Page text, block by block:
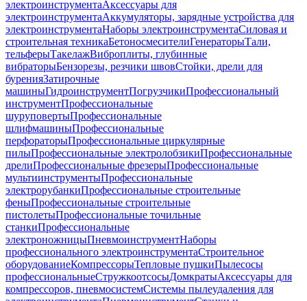
электроинструментаАксессуары для
электроинструментаАккумуляторы, зарядные устройства для
электроинструментаНаборы электроинструментаСиловая и
строительная техникаБетоносмесителиГенераторыТали,
тельферыТакелажВиброплиты, глубинные
вибраторыБензорезы, резчики швовСтойки, дрели для
буренияЗатирочные
машиныГидроинструментПогрузчикиПрофессиональный
инструментПрофессиональные
шуруповертыПрофессиональные
шлифмашиныПрофессиональные
перфораторыПрофессиональные циркулярные
пилыПрофессиональные электролобзикиПрофессиональные
дрелиПрофессиональные фрезерыПрофессиональные
мультиинструментыПрофессиональные
электрорубанкиПрофессиональные строительные
феныПрофессиональные строительные
пистолетыПрофессиональные точильные
станкиПрофессиональные
электроножницыПневмоинструментНаборы
профессионального электроинструментаСтроительное
оборудованиеКомпрессорыТепловые пушкиПылесосы
профессиональныеСтружкоотсосыДомкратыАксессуары для
компрессоров, пневмосистемСистемы пылеудаления для